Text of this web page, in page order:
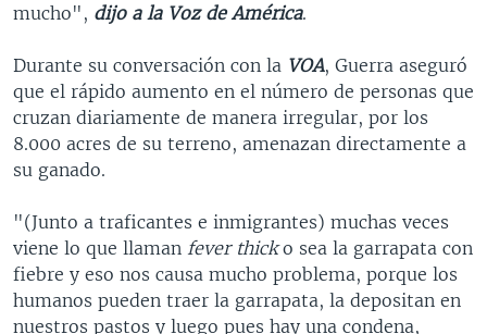
mucho", dijo a la Voz de América.
Durante su conversación con la VOA, Guerra aseguró
que el rápido aumento en el número de personas que
cruzan diariamente de manera irregular, por los
8.000 acres de su terreno, amenazan directamente a
su ganado.
"(Junto a traficantes e inmigrantes) muchas veces
viene lo que llaman fever thicko sea la garrapata con
fiebre y eso nos causa mucho problema, porque los
humanos pueden traer la garrapata, la depositan en
nuestros pastos y luego pues hay una condena,